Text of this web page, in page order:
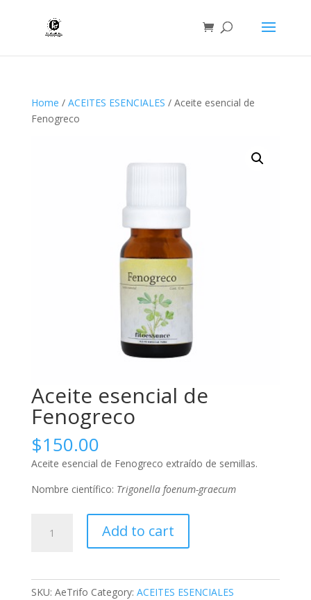
Home / ACEITES ESENCIALES / Aceite esencial de
Fenogreco
Aceite esencial de
Fenogreco
$150.00
Aceite esencial de Fenogreco extraído de semillas.
Nombre científico: Trigonella foenum-graecum
esencial
Add to cart
SKU: AeTrifo Category: ACEITES ESENCIALES